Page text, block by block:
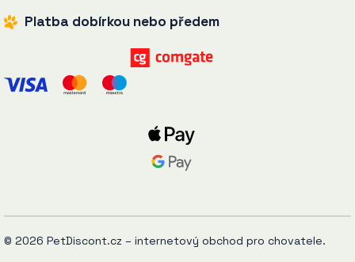
Platba dobírkou nebo předem
© 2026 PetDiscont.cz – internetový obchod pro chovatele.